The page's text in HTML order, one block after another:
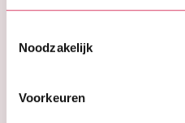
Noodzakelijk
Voorkeuren
Neem